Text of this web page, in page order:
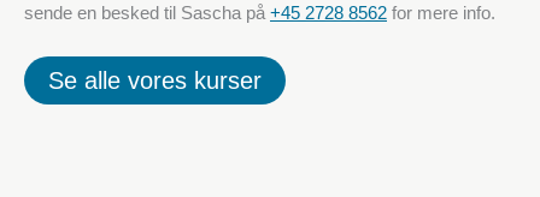
sende en besked til Sascha på+45 2728 8562 for mere info.
Se alle vores kurser